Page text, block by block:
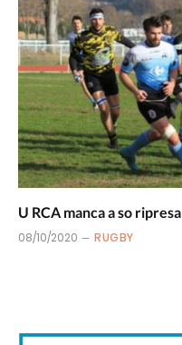
U RCA manca a so ripresa
08/10/2020 RUGBY